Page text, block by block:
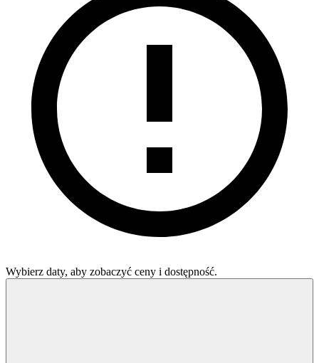
Wybierz daty, aby zobaczyć ceny i dostępność.